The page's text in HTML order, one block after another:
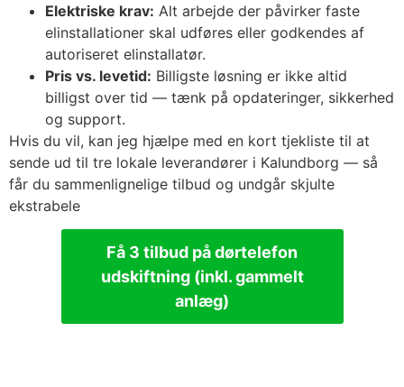
Elektriske krav: Alt arbejde der påvirker faste
elinstallationer skal udføres eller godkendes af
autoriseret elinstallatør.
Pris vs. levetid: Billigste løsning er ikke altid
billigst over tid — tænk på opdateringer, sikkerhed
og support.
Hvis du vil, kan jeg hjælpe med en kort tjekliste til at
sende ud til tre lokale leverandører i Kalundborg — så
får du sammenlignelige tilbud og undgår skjulte
ekstrabele
Få 3 tilbud på dørtelefon
udskiftning (inkl. gammelt
anlæg)